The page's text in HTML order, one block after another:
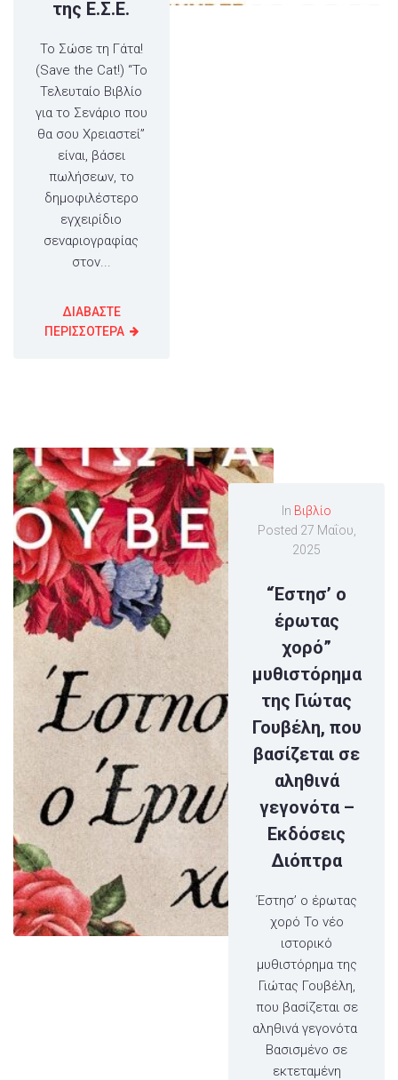
της Ε.Σ.Ε.
Το Σώσε τη Γάτα!
(Save the Cat!) “Το
Τελευταίο Βιβλίο
για το Σενάριο που
θα σου Χρειαστεί”
είναι, βάσει
πωλήσεων, το
δημοφιλέστερο
εγχειρίδιο
σεναριογραφίας
στον...
ΔΙΑΒΑΣΤΕ
ΠΕΡΙΣΣΟΤΕΡΑ
In Βιβλίο
Posted 27 Μαΐου,
2025
“Έστησ’ ο
έρωτας
χορό”
μυθιστόρημα
της Γιώτας
Γουβέλη, που
βασίζεται σε
αληθινά
γεγονότα –
Εκδόσεις
Διόπτρα
Έστησ’ ο έρωτας
χορό Το νέο
ιστορικό
μυθιστόρημα της
Γιώτας Γουβέλη,
που βασίζεται σε
αληθινά γεγονότα
Βασισμένο σε
εκτεταμένη